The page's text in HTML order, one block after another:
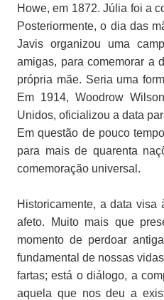
Howe, em 1872. Júlia foi a
Posteriormente, o dia das
Javis organizou uma
amigas, para comemorar a
própria mãe. Seria uma
Em 1914, Woodrow
Unidos, oficializou a data
Em questão de pouco
para mais de quarenta
comemoração universal.
Historicamente, a data
afeto. Muito mais que
momento de perdoar
fundamental de nossas
fartas; está o diálogo, a
aquela que nos deu a